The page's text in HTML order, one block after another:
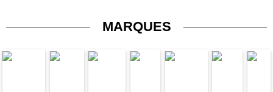
MARQUES